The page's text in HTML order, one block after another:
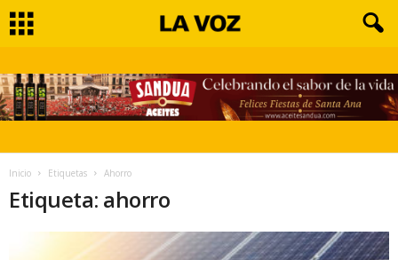
Inicio Etiquetas Ahorro
Etiqueta: ahorro